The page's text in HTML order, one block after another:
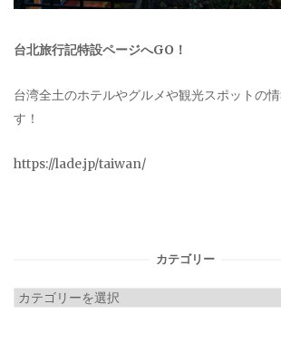
台北旅行記特設ページへGO！
台湾全土のホテルやグルメや観光スポットの
す！
https://lade.jp/taiwan/
カテゴリー
カ